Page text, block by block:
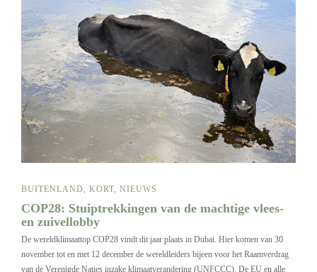
BUITENLAND, KORT, NIEUWS
COP28: Stuiptrekkingen van de machtige vlees-
en zuivellobby
De wereldklimaattop COP28 vindt dit jaar plaats in Dubai. Hier komen van 30
november tot en met 12 december de wereldleiders bijeen voor het Raamverdrag
van de Verenigde Naties inzake klimaatverandering (UNFCCC). De EU en alle